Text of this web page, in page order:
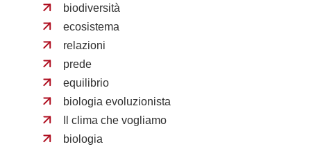
biodiversità
ecosistema
relazioni
prede
equilibrio
biologia evoluzionista
Il clima che vogliamo
biologia